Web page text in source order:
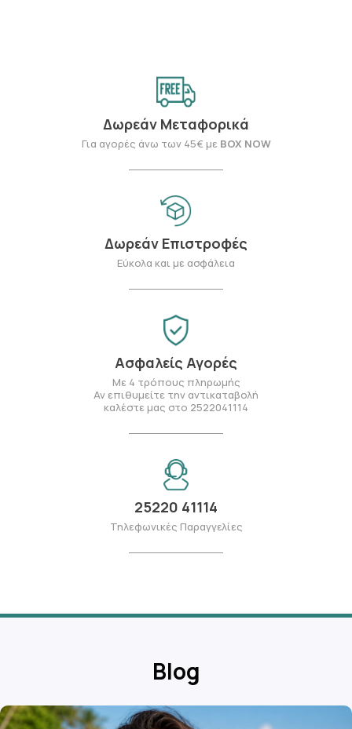
Δωρεάν Μεταφορικά
Για αγορές άνω των 45€ με BOX NOW
Δωρεάν Επιστροφές
Εύκολα και με ασφάλεια
Ασφαλείς Αγορές
Με 4 τρόπους πληρωμής
Αν επιθυμείτε την αντικαταβολή
καλέστε μας στο 2522041114
25220 41114
Τηλεφωνικές Παραγγελίες
Blog